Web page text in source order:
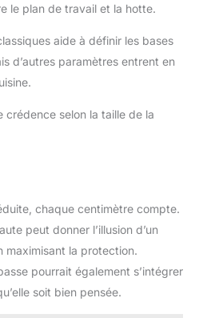
le plan de travail et la hotte.
aide à définir les bases
d’autres paramètres entrent en
crédence selon la taille de la
chaque centimètre compte.
peut donner l’illusion d’un
maximisant la protection.
pourrait également s’intégrer
soit bien pensée.